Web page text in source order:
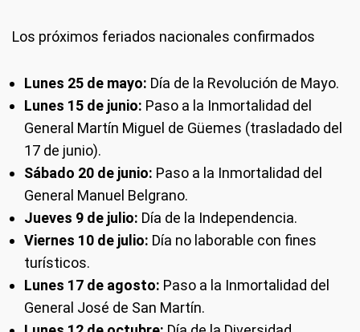
Los próximos feriados nacionales confirmados
Lunes 25 de mayo: Día de la Revolución de Mayo.
Lunes 15 de junio: Paso a la Inmortalidad del
General Martín Miguel de Güemes (trasladado del
17 de junio).
Sábado 20 de junio: Paso a la Inmortalidad del
General Manuel Belgrano.
Jueves 9 de julio: Día de la Independencia.
Viernes 10 de julio: Día no laborable con fines
turísticos.
Lunes 17 de agosto: Paso a la Inmortalidad del
General José de San Martín.